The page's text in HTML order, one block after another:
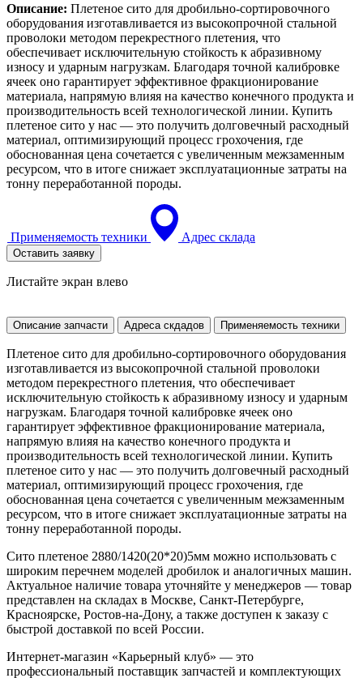
Описание: Плетеное сито для дробильно-сортировочного
оборудования изготавливается из высокопрочной стальной
проволоки методом перекрестного плетения, что
обеспечивает исключительную стойкость к абразивному
износу и ударным нагрузкам. Благодаря точной калибровке
ячеек оно гарантирует эффективное фракционирование
материала, напрямую влияя на качество конечного продукта и
производительность всей технологической линии. Купить
плетеное сито у нас — это получить долговечный расходный
материал, оптимизирующий процесс грохочения, где
обоснованная цена сочетается с увеличенным межзаменным
ресурсом, что в итоге снижает эксплуатационные затраты на
тонну переработанной породы.
Применяемость техники Адрес склада
Оставить заявку
Листайте экран влево
Описание запчасти Адреса скдадов Применяемость техники
Плетеное сито для дробильно-сортировочного оборудования
изготавливается из высокопрочной стальной проволоки
методом перекрестного плетения, что обеспечивает
исключительную стойкость к абразивному износу и ударным
нагрузкам. Благодаря точной калибровке ячеек оно
гарантирует эффективное фракционирование материала,
напрямую влияя на качество конечного продукта и
производительность всей технологической линии. Купить
плетеное сито у нас — это получить долговечный расходный
материал, оптимизирующий процесс грохочения, где
обоснованная цена сочетается с увеличенным межзаменным
ресурсом, что в итоге снижает эксплуатационные затраты на
тонну переработанной породы.
Сито плетеное 2880/1420(20*20)5мм можно использовать с
широким перечнем моделей дробилок и аналогичных машин.
Актуальное наличие товара уточняйте у менеджеров — товар
представлен на складах в Москве, Санкт-Петербурге,
Красноярске, Ростов-на-Дону, а также доступен к заказу с
быстрой доставкой по всей России.
Интернет-магазин «Карьерный клуб» — это
профессиональный поставщик запчастей и комплектующих